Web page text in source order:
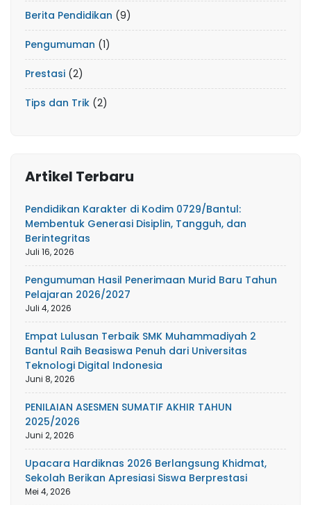
Berita Pendidikan (9)
Pengumuman (1)
Prestasi (2)
Tips dan Trik (2)
Artikel Terbaru
Pendidikan Karakter di Kodim 0729/Bantul:
Membentuk Generasi Disiplin, Tangguh, dan
Berintegritas
Juli 16, 2026
Pengumuman Hasil Penerimaan Murid Baru Tahun
Pelajaran 2026/2027
Juli 4, 2026
Empat Lulusan Terbaik SMK Muhammadiyah 2
Bantul Raih Beasiswa Penuh dari Universitas
Teknologi Digital Indonesia
Juni 8, 2026
PENILAIAN ASESMEN SUMATIF AKHIR TAHUN
2025/2026
Juni 2, 2026
Upacara Hardiknas 2026 Berlangsung Khidmat,
Sekolah Berikan Apresiasi Siswa Berprestasi
Mei 4, 2026